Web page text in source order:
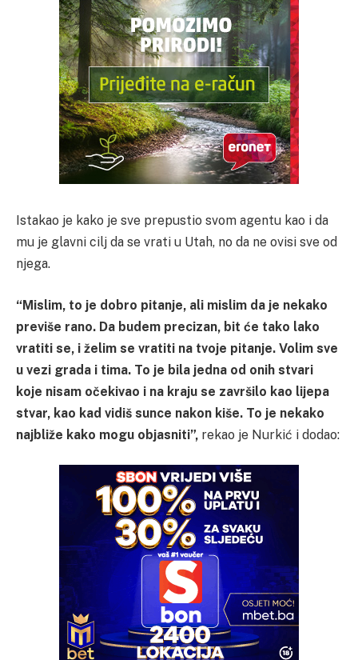
Istakao je kako je sve prepustio svom agentu kao i da
mu je glavni cilj da se vrati u Utah, no da ne ovisi sve od
njega.
“Mislim, to je dobro pitanje, ali mislim da je nekako
previše rano. Da budem precizan, bit će tako lako
vratiti se, i želim se vratiti na tvoje pitanje. Volim sve
u vezi grada i tima. To je bila jedna od onih stvari
koje nisam očekivao i na kraju se završilo kao lijepa
stvar, kao kad vidiš sunce nakon kiše. To je nekako
najbliže kako mogu objasniti”, rekao je Nurkić i dodao: